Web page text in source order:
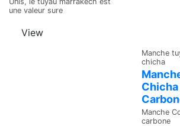
une valeur sure
View
Manche
chicha
Manche
carbone